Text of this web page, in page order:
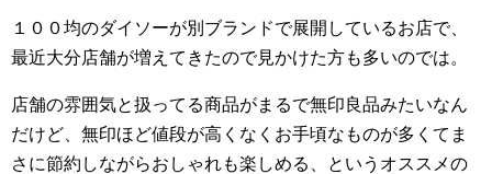
１００均のダイソーが別ブランドで展開しているお店で、
最近大分店舗が増えてきたので見かけた方も多いのでは。
店舗の雰囲気と扱ってる商品がまるで無印良品みたいなん
だけど、無印ほど値段が高くなくお手頃なものが多くてま
さに節約しながらおしゃれも楽しめる、というオススメの